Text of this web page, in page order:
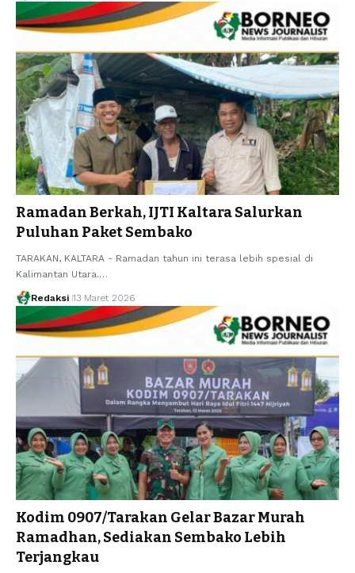
Ramadan Berkah, IJTI Kaltara Salurkan
Puluhan Paket Sembako
TARAKAN, KALTARA - Ramadan tahun ini terasa lebih spesial di
Kalimantan Utara.…
Redaksi 13 Maret 2026
Kodim 0907/Tarakan Gelar Bazar Murah
Ramadhan, Sediakan Sembako Lebih
Terjangkau